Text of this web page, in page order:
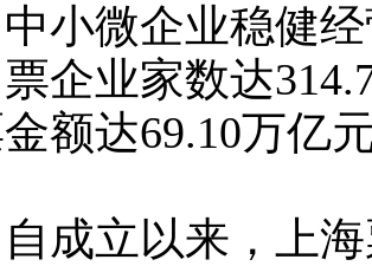
小微企业稳健
企业家数达
额达69.10万亿
立以来，上海